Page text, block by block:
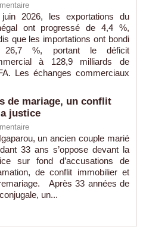
2026, les exportations du
ont progressé de 4,4 %,
que les importations ont bondi
26,7 %, portant le déficit
à 128,9 milliards de
Les échanges commerciaux
de mariage, un conflit
justice
un ancien couple marié
33 ans s’oppose devant la
sur fond d’accusations de
de conflit immobilier et
Après 33 années de
un...